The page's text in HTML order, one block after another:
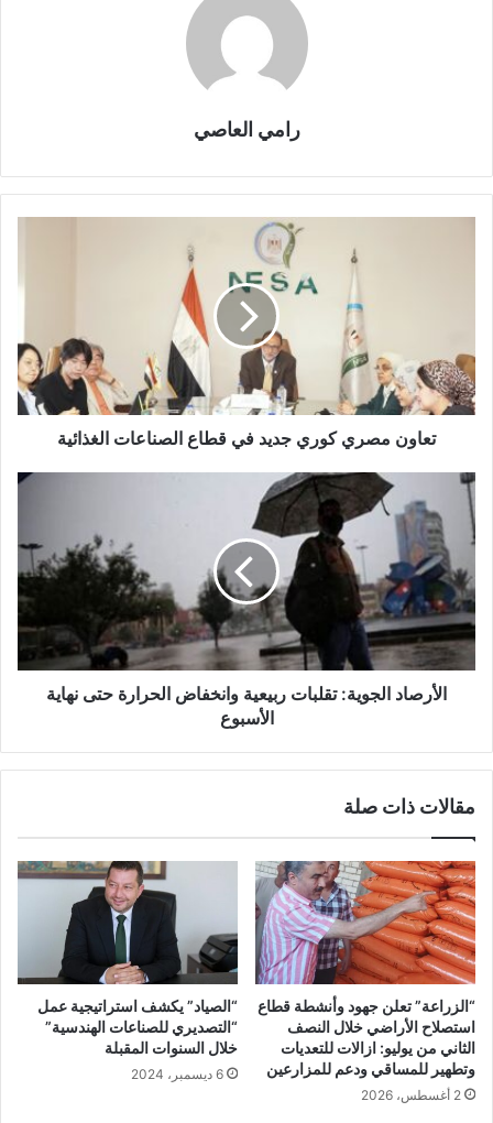
رامي العاصي
تعاون مصري كوري جديد في قطاع الصناعات الغذائية
الأرصاد الجوية: تقلبات ربيعية وانخفاض الحرارة حتى نهاية
الأسبوع
مقالات ذات صلة
“الزراعة” تعلن جهود وأنشطة قطاع
استصلاح الأراضي خلال النصف
الثاني من يوليو: ازالات للتعديات
وتطهير للمساقي ودعم للمزارعين
2 أغسطس، 2026
“الصياد” يكشف استراتيجية عمل
“التصديري للصناعات الهندسية”
خلال السنوات المقبلة
6 ديسمبر، 2024